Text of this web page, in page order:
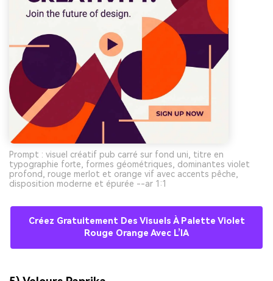
Prompt : visuel créatif pub carré sur fond uni, titre en
typographie forte, formes géométriques, dominantes violet
profond, rouge merlot et orange vif avec accents pêche,
disposition moderne et épurée --ar 1:1
Créez Gratuitement Des Visuels À Palette Violet
Rouge Orange Avec L’IA